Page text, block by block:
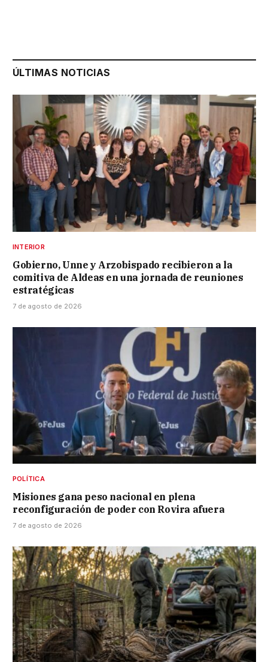
ÚLTIMAS NOTICIAS
INTERIOR
Gobierno, Unne y Arzobispado recibieron a la
comitiva de Aldeas en una jornada de reuniones
estratégicas
7 de agosto de 2026
POLÍTICA
Misiones gana peso nacional en plena
reconfiguración de poder con Rovira afuera
7 de agosto de 2026